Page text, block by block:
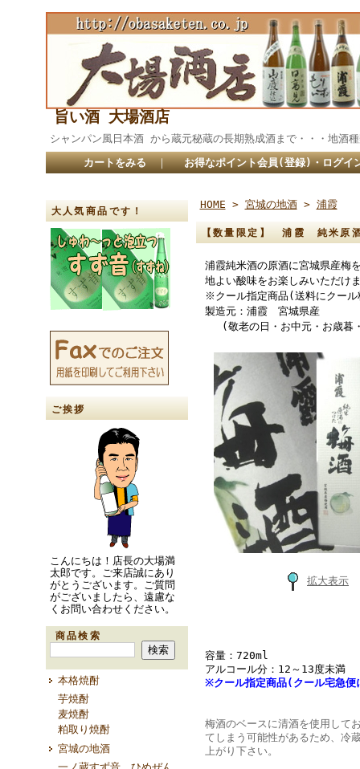
旨い酒 大場酒店
シャンパン風日本酒 から蔵元秘蔵の長期熟成酒まで・・
カートをみる ｜ お得なポイント会員(登録)・ログイ
大人気商品です！
ご挨拶
こんにちは！店長の大場満
太郎です。ご来店誠にあり
がとうございます。ご質問
がございましたら、遠慮な
くお問い合わせください。
商品検索
本格焼酎
芋焼酎
麦焼酎
粕取り焼酎
宮城の地酒
HOME > 宮城の地酒> 浦霞
【数量限定】 浦霞 純米
浦霞純米酒の原酒に宮城県産梅
地よい酸味をお楽しみいただけ
※クール指定商品(送料にクー
製造元：浦霞 宮城県産
(敬老の日・お中元・お歳暮
拡大表示
容量：720ml
アルコール分：12～13度未満
※クール指定商品(クール宅急便
梅酒のベースに清酒を使用して
てしまう可能性があるため、冷
上がり下さい。